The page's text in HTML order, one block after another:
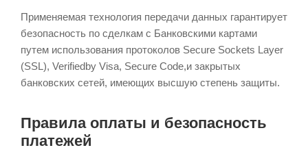
Применяемая технология передачи данных гарантирует
безопасность по сделкам с Банковскими картами
путем использования протоколов Secure Sockets Layer
(SSL), Verifiedby Visa, Secure Code,и закрытых
банковских сетей, имеющих высшую степень защиты.
Правила оплаты и безопасность
платежей